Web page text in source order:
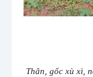
Thân, gốc xù xì,